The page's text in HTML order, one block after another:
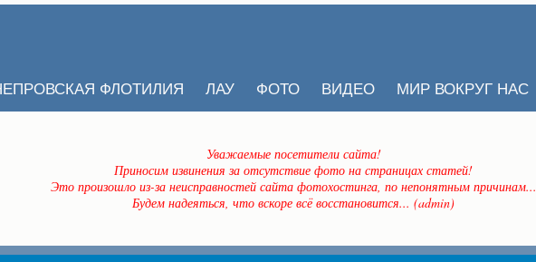
ФЛОТИЛИЯ ЛАУ ФОТО ВИДЕО МИР ВОКРУГ НАС
Уважаемые посетители сайта!
Приносим извинения за отсутствие фото на страницах статей!
Это произошло из-за неисправностей сайта фотохостинга, по непонятным причинам...
Будем надеяться, что вскоре всё восстановится... (admin)